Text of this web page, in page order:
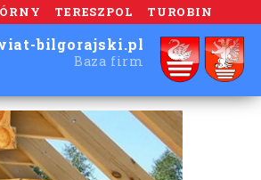
TERESZPOL TUROBIN
bilgorajski.pl
Baza firm